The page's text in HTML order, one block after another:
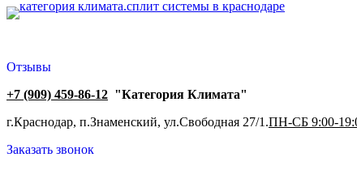
Отзывы
+7 (909) 459-86-12 "Категория Климата"
г.Краснодар, п.Знаменский, ул.Свободная 27/1.ПН-СБ 9:00-
Заказать звонок